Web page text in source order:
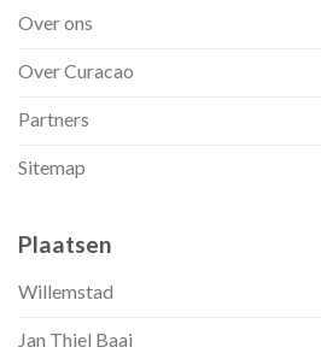
Over ons
Over Curacao
Partners
Sitemap
Plaatsen
Willemstad
Jan Thiel Baai